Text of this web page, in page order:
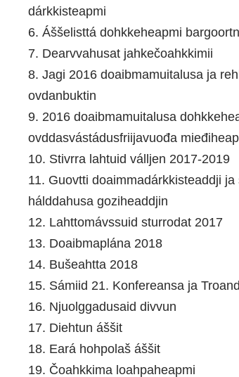
dárkkisteapmi
6. Áššelisttá dohkkeheapmi
7. Dearvvahusat jahkečoahkkimii
8. Jagi 2016 doaibmamuitalusa ja
ovdanbuktin
9. 2016 doaibmamuitalusa
ovddasvástádusfriijavuođa
10. Stivrra lahtuid válljen 2017-2019
11. Guovtti doaimmadárkkisteaddji
hálddahusa goziheaddjin
12. Lahttomávssuid sturrodat 2017
13. Doaibmaplána 2018
14. Bušeahtta 2018
15. Sámiid 21. Konfereansa ja
16. Njuolggadusaid divvun
17. Diehtun áššit
18. Eará hohpolaš áššit
19. Čoahkkima loahpaheapmi